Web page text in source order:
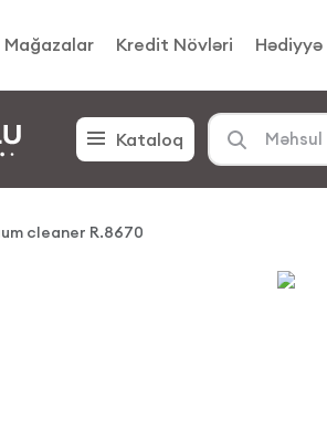
Mağazalar Kredit Növləri Hədiyyə
Kataloq
cleaner R.8670